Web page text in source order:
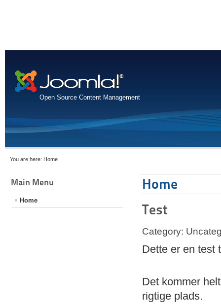
Open Source Content Management
You are here: Home
Main Menu
Home
Home
Test
Category:
Dette er en test
Det kommer
rigtige plads.